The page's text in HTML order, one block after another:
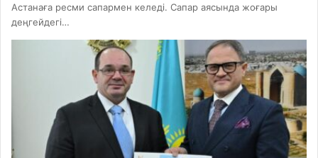
Астанаға ресми сапармен келеді. Сапар аясында жоғары
деңгейдегі…